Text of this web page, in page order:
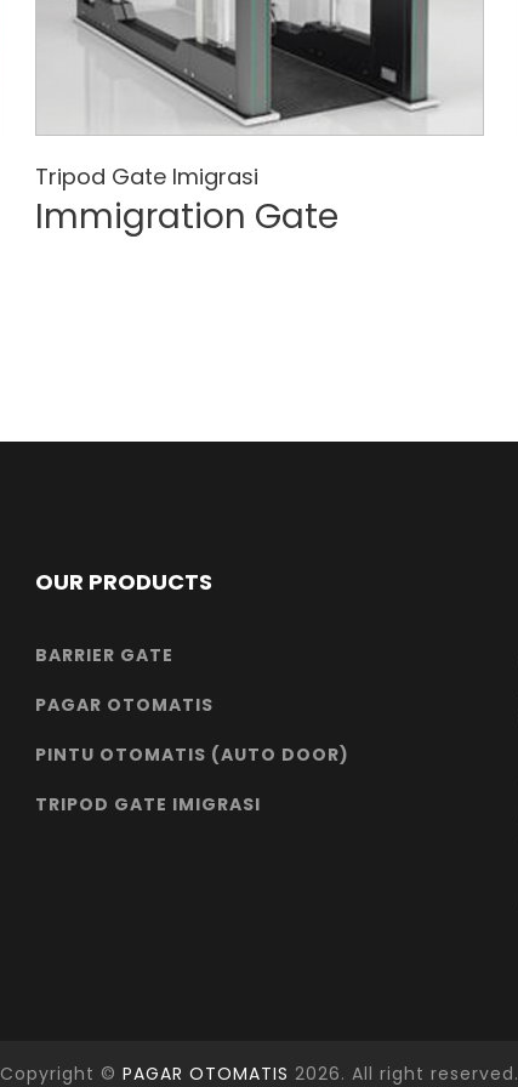
Tripod Gate Imigrasi
Immigration Gate
OUR PRODUCTS
BARRIER GATE
PAGAR OTOMATIS
PINTU OTOMATIS (AUTO DOOR)
TRIPOD GATE IMIGRASI
Copyright © PAGAR OTOMATIS 2026. All right reserved.